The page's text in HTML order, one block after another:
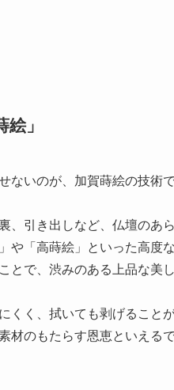
」
ないのが、加賀蒔絵の技術で
、引き出しなど、仏壇のあ
や「高蒔絵」といった高度
とで、渋みのある上品な美
くく、拭いても剥げること
材のもたらす恩恵といえるで